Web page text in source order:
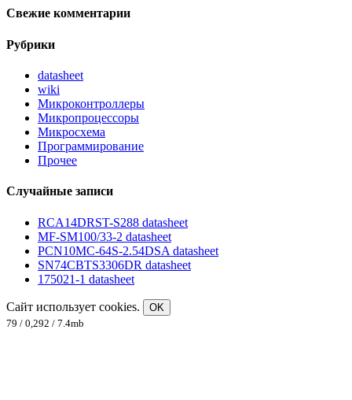
Свежие комментарии
Рубрики
datasheet
wiki
Микроконтроллеры
Микропроцессоры
Микросхема
Программирование
Прочее
Случайные записи
RCA14DRST-S288 datasheet
MF-SM100/33-2 datasheet
PCN10MC-64S-2.54DSA datasheet
SN74CBTS3306DR datasheet
175021-1 datasheet
Сайт использует cookies.
OK
79 / 0,292 / 7.4mb